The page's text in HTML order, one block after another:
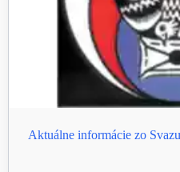
Aktuálne informácie zo